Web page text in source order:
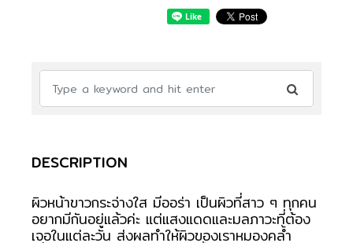
DESCRIPTION
ผิวหน้าขาวกระจ่างใส มีออร่า เป็นผิวที่สาว ๆ ทุกคน
อยากมีกันอยู่แล้วค่ะ แต่แสงแดดและมลภาวะที่ต้อง
เจอในแต่ละวัน ส่งผลทำให้ผิวของเราหมองคล้ำ